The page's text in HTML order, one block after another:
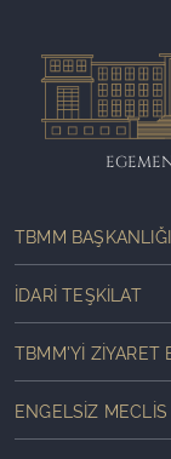
TBMM BAŞKANLIĞI
İDARI TEŞKILAT
TBMM'YI ZIYARET
ENGELSIZ MECLIS